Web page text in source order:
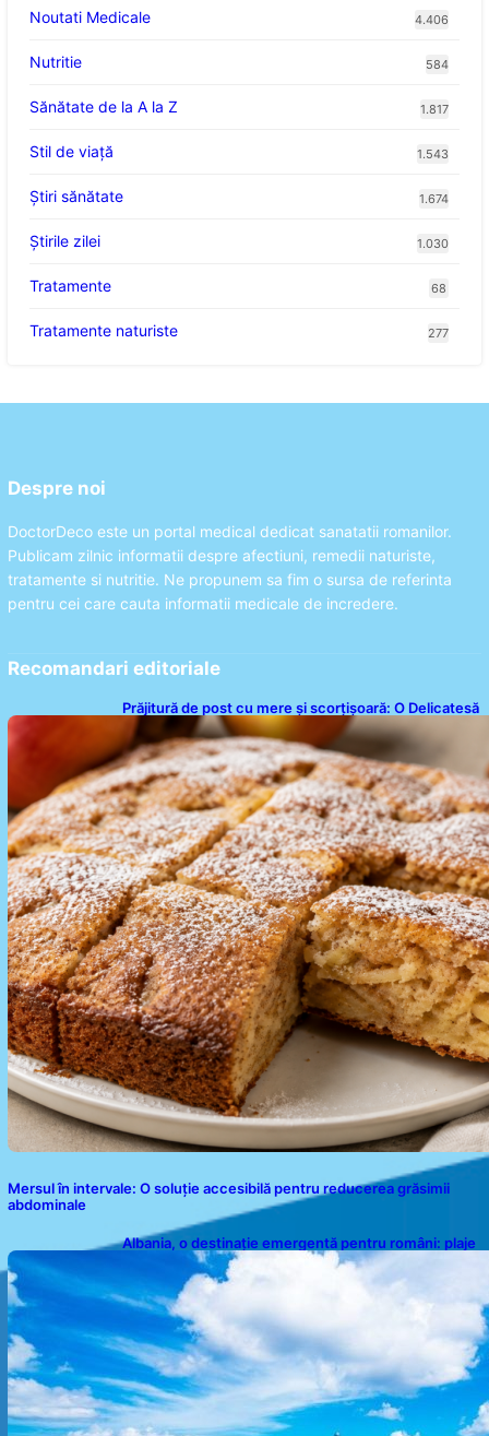
Noutati Medicale 4.406
Nutritie 584
Sănătate de la A la Z 1.817
Stil de viaţă 1.543
Ştiri sănătate 1.674
Știrile zilei 1.030
Tratamente 68
Tratamente naturiste 277
Despre noi
DoctorDeco este un portal medical dedicat sanatatii romanilor.
Publicam zilnic informatii despre afectiuni, remedii naturiste,
tratamente si nutritie. Ne propunem sa fim o sursa de referinta
pentru cei care cauta informatii medicale de incredere.
Recomandari editoriale
Prăjitură de post cu mere și scorțișoară: O Delicatesă
Dulce pentru Postul Adormirii Maicii Domnului
Mersul în intervale: O soluție accesibilă pentru reducerea grăsimii
abdominale
Albania, o destinație emergentă pentru români: plaje
spectaculoase, ape turcoaz și prețuri accesibile